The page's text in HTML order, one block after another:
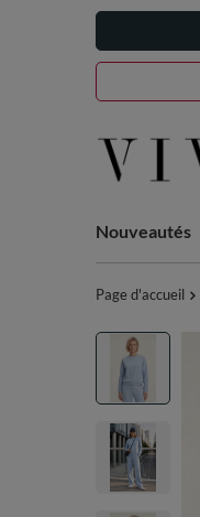
Nouveautés
Page d'accueil